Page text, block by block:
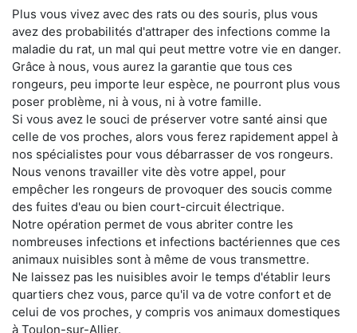
Plus vous vivez avec des rats ou des souris, plus vous
avez des probabilités d'attraper des infections comme la
maladie du rat, un mal qui peut mettre votre vie en danger.
Grâce à nous, vous aurez la garantie que tous ces
rongeurs, peu importe leur espèce, ne pourront plus vous
poser problème, ni à vous, ni à votre famille.
Si vous avez le souci de préserver votre santé ainsi que
celle de vos proches, alors vous ferez rapidement appel à
nos spécialistes pour vous débarrasser de vos rongeurs.
Nous venons travailler vite dès votre appel, pour
empêcher les rongeurs de provoquer des soucis comme
des fuites d'eau ou bien court-circuit électrique.
Notre opération permet de vous abriter contre les
nombreuses infections et infections bactériennes que ces
animaux nuisibles sont à même de vous transmettre.
Ne laissez pas les nuisibles avoir le temps d'établir leurs
quartiers chez vous, parce qu'il va de votre confort et de
celui de vos proches, y compris vos animaux domestiques
à Toulon-sur-Allier.